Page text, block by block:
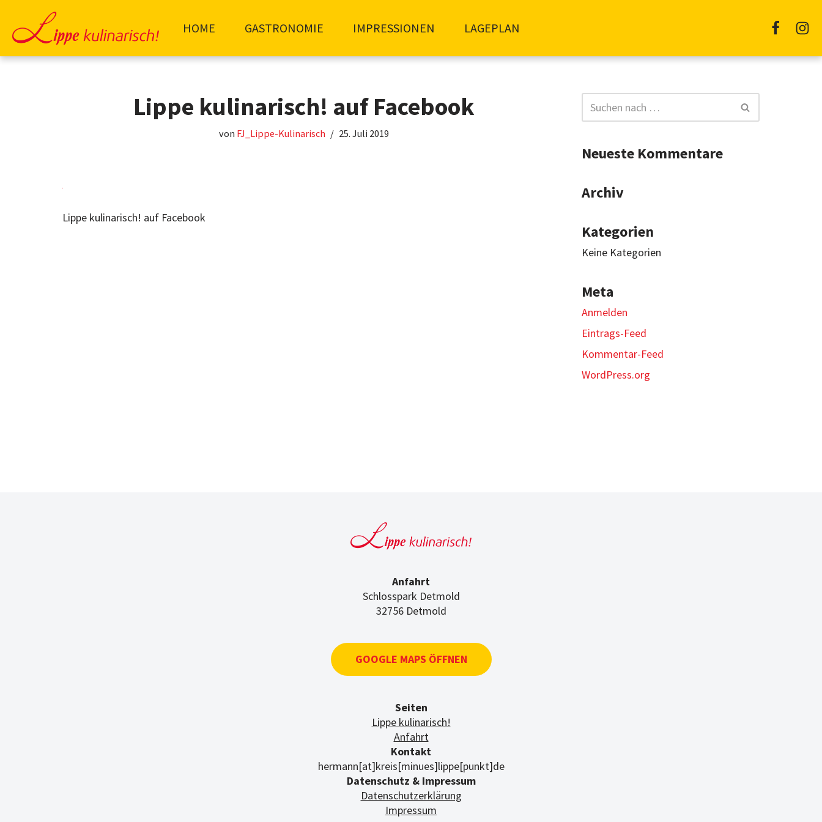
Zum
Inhalt
springen
HOME GASTRONOMIE IMPRESSIONEN LAGEPLAN
Lippe kulinarisch! auf Facebook
von FJ_Lippe-Kulinarisch 25. Juli 2019
Lippe kulinarisch! auf Facebook
Neueste Kommentare
Archiv
Kategorien
Keine Kategorien
Meta
Anmelden
Eintrags-Feed
Kommentar-Feed
WordPress.org
Anfahrt
Schlosspark Detmold
32756 Detmold
GOOGLE MAPS ÖFFNEN
Seiten
Lippe kulinarisch!
Anfahrt
Kontakt
hermann[at]kreis[minues]lippe[punkt]de
Datenschutz & Impressum
Datenschutzerklärung
Impressum